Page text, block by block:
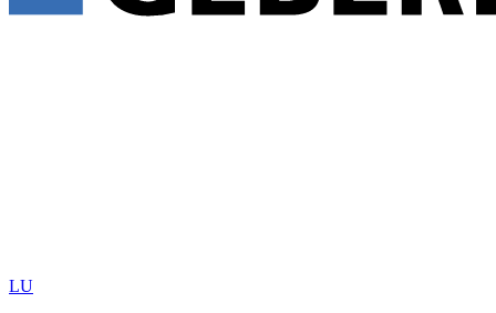
LU